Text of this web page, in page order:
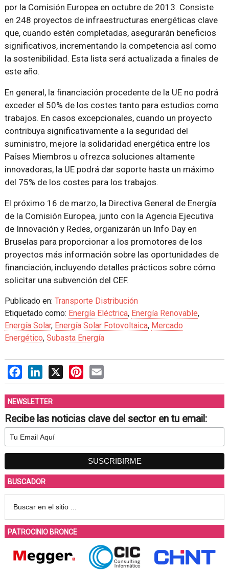
por la Comisión Europea en octubre de 2013. Consiste
en 248 proyectos de infraestructuras energéticas clave
que, cuando estén completadas, asegurarán beneficios
significativos, incrementando la competencia así como
la sostenibilidad. Esta lista será actualizada a finales de
este año.
En general, la financiación procedente de la UE no podrá
exceder el 50% de los costes tanto para estudios como
trabajos. En casos excepcionales, cuando un proyecto
contribuya significativamente a la seguridad del
suministro, mejore la solidaridad energética entre los
Países Miembros u ofrezca soluciones altamente
innovadoras, la UE podrá dar soporte hasta un máximo
del 75% de los costes para los trabajos.
El próximo 16 de marzo, la Directiva General de Energía
de la Comisión Europea, junto con la Agencia Ejecutiva
de Innovación y Redes, organizarán un Info Day en
Bruselas para proporcionar a los promotores de los
proyectos más información sobre las oportunidades de
financiación, incluyendo detalles prácticos sobre cómo
solicitar una subvención del CEF.
Publicado en: Transporte Distribución
Etiquetado como: Energía Eléctrica, Energía Renovable,
Energía Solar, Energía Solar Fotovoltaica, Mercado
Energético, Subasta Energía
FacebookLinkedIn
X PinterestEmail
NEWSLETTER
Recibe las noticias clave del sector en tu email:
BUSCADOR
PATROCINIO BRONCE